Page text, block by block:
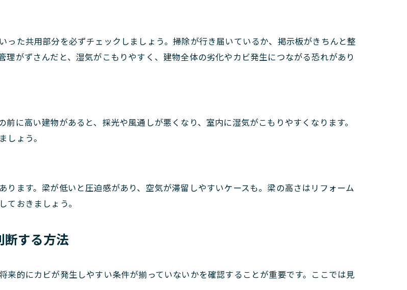
た共用部分を必ずチェックしましょう。掃除が行き届いているか、掲示板がきちんと整
がずさんだと、湿気がこもりやすく、建物全体の劣化やカビ発生につながる恐れがあり
に高い建物があると、採光や風通しが悪くなり、室内に湿気がこもりやすくなります。
ょう。
ます。梁が低いと圧迫感があり、空気が滞留しやすいケースも。梁の高さはリフォーム
おきましょう。
する方法
的にカビが発生しやすい条件が揃っていないかを確認することが重要です。ここでは見